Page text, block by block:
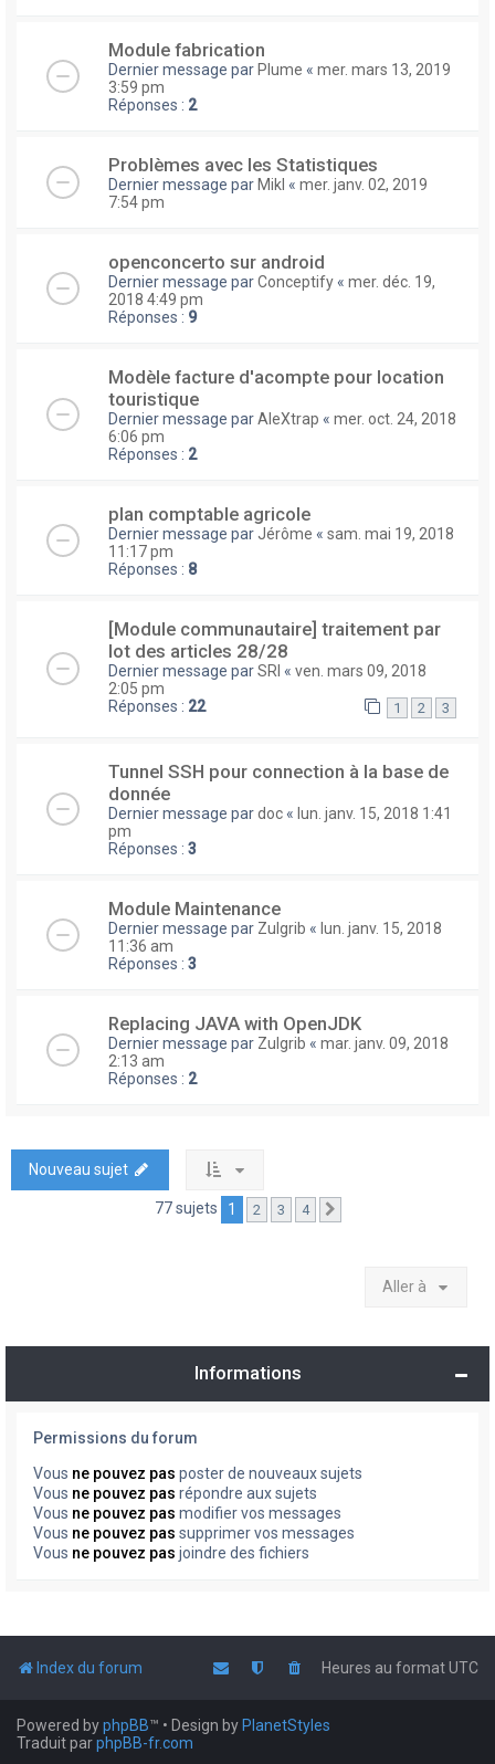
Module fabrication
Dernier message parPlume « mer. mars 13, 2019
3:59 pm
Réponses : 2
Problèmes avec les Statistiques
Dernier message parMikl « mer. janv. 02, 2019
7:54 pm
openconcerto sur android
Dernier message parConceptify « mer. déc. 19,
2018 4:49 pm
Réponses : 9
Modèle facture d'acompte pour location
touristique
Dernier message parAleXtrap « mer. oct. 24, 2018
6:06 pm
Réponses : 2
plan comptable agricole
Dernier message par Jérôme « sam. mai 19, 2018
11:17 pm
Réponses : 8
[Module communautaire] traitement par
lot des articles 28/28
Dernier message parSRI « ven. mars 09, 2018
2:05 pm
Réponses : 22 1 2 3
Tunnel SSH pour connection à la base de
donnée
Dernier message pardoc « lun. janv. 15, 2018 1:41
pm
Réponses : 3
Module Maintenance
Dernier message par Zulgrib « lun. janv. 15, 2018
11:36 am
Réponses : 3
Replacing JAVA with OpenJDK
Dernier message par Zulgrib « mar. janv. 09, 2018
2:13 am
Réponses : 2
Nouveau sujet
77 sujets 1 2 3 4
Aller à
Informations
Permissions du forum
Vous ne pouvez pas poster de nouveaux sujets
Vous ne pouvez pas répondre aux sujets
Vous ne pouvez pas modifier vos messages
Vous ne pouvez pas supprimer vos messages
Vous ne pouvez pas joindre des fichiers
Index du forum Heures au formatUTC
Powered byphpBB™ • Design by PlanetStyles
Traduit parphpBB-fr.com